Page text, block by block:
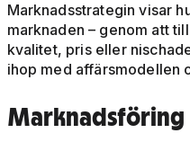
Marknadsstrategin visar
marknaden – genom att
kvalitet, pris eller
ihop med affärsmodellen
Marknadsföring